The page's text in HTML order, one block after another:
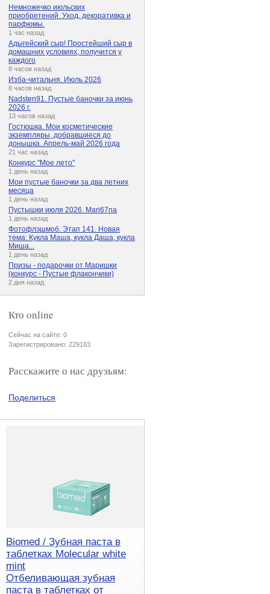
Немножечко июльских
приобретений. Уход, декоративка и
парфюмы.
1 час назад
Адыгейский сыр! Простейший сыр в
домашних условиях, получится у
каждого
8 часов назад
Изба-читальня. Июль 2026
8 часов назад
Nadsten91. Пустые баночки за июнь
2026 г.
13 часов назад
Гостюшка. Мои косметические
экземпляры, добравшиеся до
донышка. Апрель-май 2026 года
21 час назад
Конкурс "Мое лето"
1 день назад
Мои пустые баночки за два летних
месяца
1 день назад
Пустышки июля 2026. Mari67na
1 день назад
Фотофлэшмоб. Этап 141. Новая
тема: Кукла Маша, кукла Даша, кукла
Миша...
1 день назад
Призы - подарочки от Маришки
(конкурс - Пустые флакончики)
2 дня назад
Кто online
Сейчас на сайте: 0
Зарегистрировано: 229183
Расскажите о нас друзьям:
Поделиться
Biomed / Зубная паста в
таблетках Molecular white
mint
Отбеливающая зубная
паста в таблетках от